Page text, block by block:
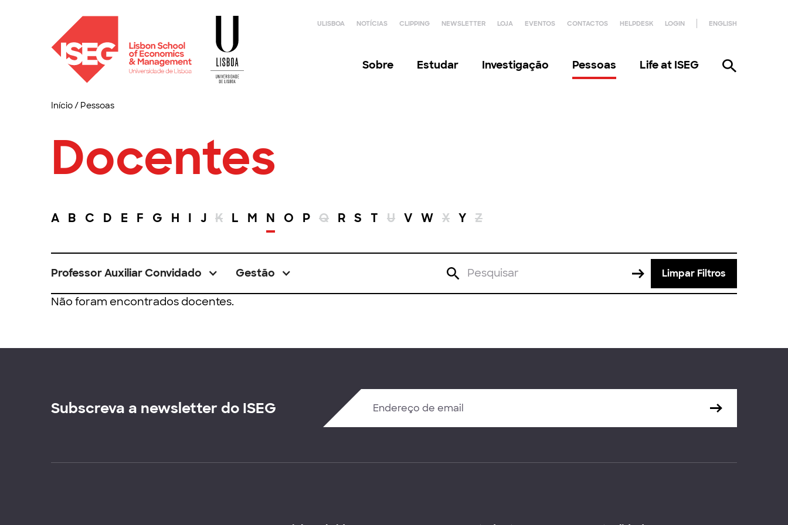
ULISBOA NOTÍCIAS CLIPPING NEWSLETTER LOJA EVENTOS CONTACTOS HELPDESK LOGIN ENGLISH
Sobre Estudar Investigação Pessoas Life at ISEG
Início/ Pessoas
Docentes
A B C D E F G H I J K L M N O P Q R S T U V W X Y Z
Professor Auxiliar Convidado Gestão Limpar Filtros
Não foram encontrados docentes.
Subscreva a newsletter do ISEG